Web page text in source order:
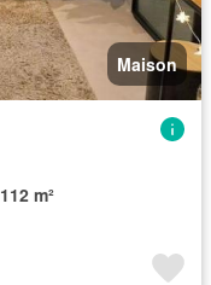
Maison
112 m²